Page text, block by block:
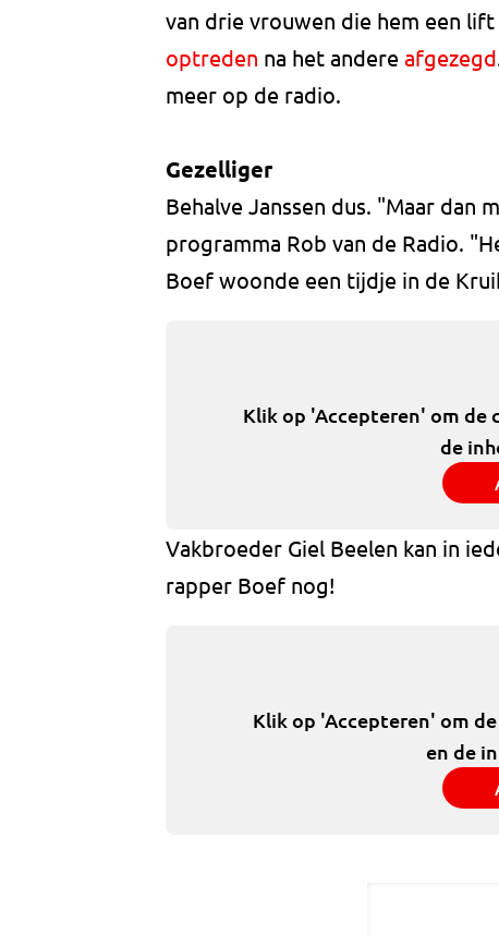
van drie vrouwen die hem een
optreden na het andere afgezegd
meer op de radio.
Gezelliger
Behalve Janssen dus. "Maar dan
programma Rob van de Radio.
Boef woonde een tijdje in de
Klik op 'Accepteren' om de
de
Vakbroeder Giel Beelen kan in
rapper Boef nog!
Klik op 'Accepteren' om
en de